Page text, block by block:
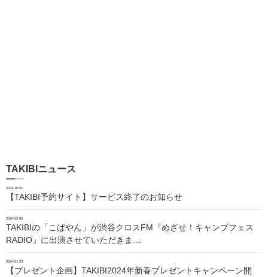
TAKIBIニュース
2024.10.01
【TAKIBI予約サイト】サービス終了のお知らせ
2024.02.06
TAKIBIの「こばやん」が渋谷クロスFM『めざせ！キャンプフェス
RADIO』に出演させていただきま…
2024.01.24
【プレゼント企画】TAKIBI2024年新春プレゼントキャンペーン開